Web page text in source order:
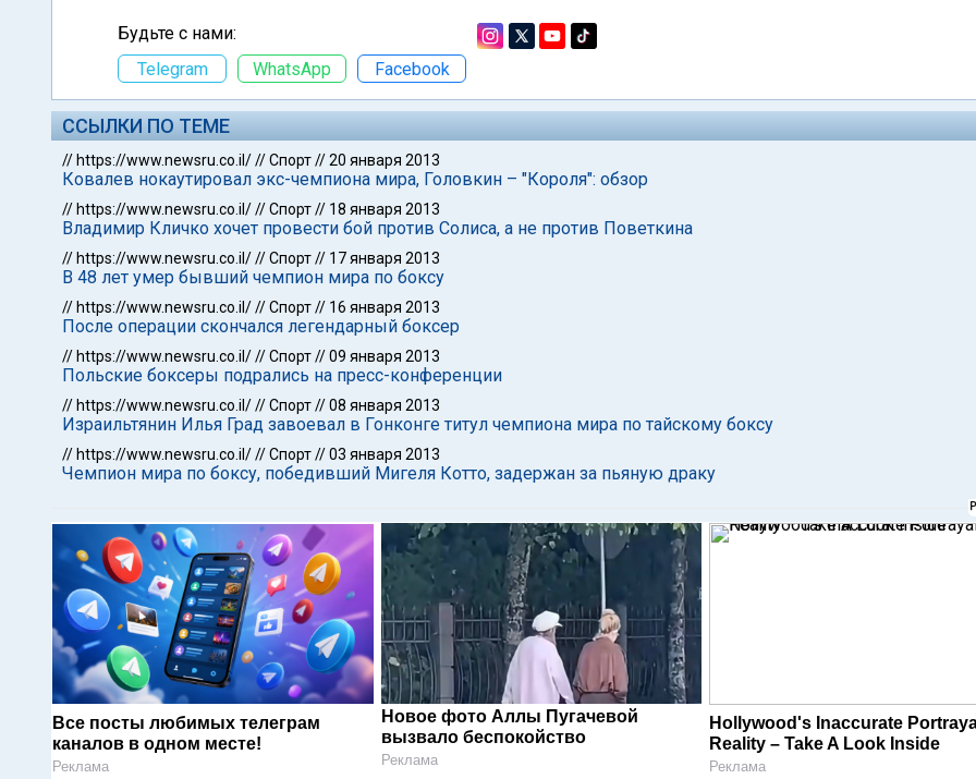
Будьте с нами:
Telegram
WhatsApp Facebook
ССЫЛКИ ПО ТЕМЕ
// https://www.newsru.co.il///Спорт//20 января 2013
Ковалев нокаутировал экс-чемпиона мира, Головкин – "Короля": обзор
// https://www.newsru.co.il///Спорт// 18 января 2013
Владимир Кличко хочет провести бой против Солиса, а не против Поветкина
// https://www.newsru.co.il///Спорт// 17 января 2013
В 48 лет умер бывший чемпион мира по боксу
// https://www.newsru.co.il///Спорт// 16 января 2013
После операции скончался легендарный боксер
// https://www.newsru.co.il///Спорт//09 января 2013
Польские боксеры подрались на пресс-конференции
// https://www.newsru.co.il///Спорт//08 января 2013
Израильтянин Илья Град завоевал в Гонконге титул чемпиона мира по тайскому боксу
// https://www.newsru.co.il///Спорт//03 января 2013
Чемпион мира по боксу, победивший Мигеля Котто, задержан за пьяную драку
Все посты любимых телеграм
каналов в одном месте!
Реклама
Новое фото Аллы Пугачевой
вызвало беспокойство
Реклама
Hollywood's Inaccurate
Reality – Take A Look Inside
Реклама